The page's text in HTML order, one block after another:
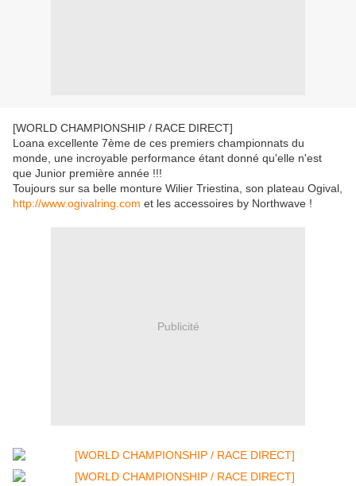
[WORLD CHAMPIONSHIP / RACE DIRECT]
Loana excellente 7ème de ces premiers championnats du
monde, une incroyable performance étant donné qu'elle n'est
que Junior première année !!!
Toujours sur sa belle monture Wilier Triestina, son plateau Ogival,
http://www.ogivalring.com et les accessoires by Northwave !
Publicité